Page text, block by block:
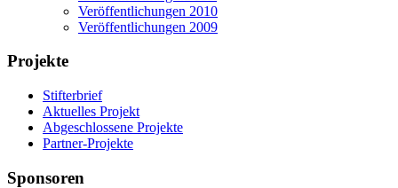
Veröffentlichungen 2010
Veröffentlichungen 2009
Projekte
Stifterbrief
Aktuelles Projekt
Abgeschlossene Projekte
Partner-Projekte
Sponsoren